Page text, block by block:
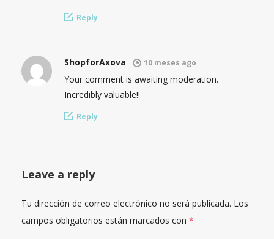
Reply
ShopforAxova 10 meses ago
Your comment is awaiting moderation.
Incredibly valuable!!
Reply
Leave a reply
Tu dirección de correo electrónico no será publicada. Los
campos obligatorios están marcados con *